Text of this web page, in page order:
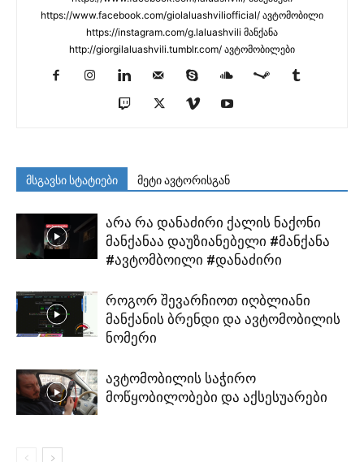
https://www.facebook.com/giolaluashviliofficial/ ავტომობილი
https://instagram.com/g.laluashvili მანქანა
http://giorgilaluashvili.tumblr.com/ ავტომობილები
მსგავსი სტატიები მეტი ავტორისგან
არა რა დანაძირი ქალის ნაქონი
მანქანაა დაუზიანებელი #მანქანა
#ავტომბოილი #დანაძირი
როგორ შევარჩიოთ იღბლიანი
მანქანის ბრენდი და ავტომობილის
ნომერი
ავტომობილის საჭირო
მოწყობილობები და აქსესუარები